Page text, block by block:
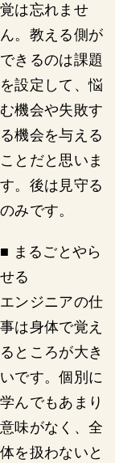
覚は忘れませ
ん。教える側が
できるのは課題
を設定して、悩
む機会や失敗す
る機会を与える
ことだと思いま
す。後は見守る
のみです。
■ まるごとやら
せる
エンジニアの仕
事は身体で覚え
るところが大き
いです。個別に
学んでもあまり
意味がなく、全
体を扱わないと